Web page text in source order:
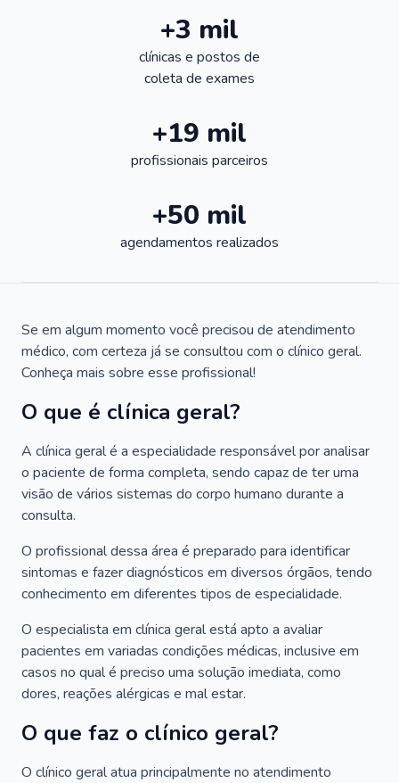
+3 mil
clínicas e postos de
coleta de exames
+19 mil
profissionais parceiros
+50 mil
agendamentos realizados
Se em algum momento você precisou de atendimento
médico, com certeza já se consultou com o clínico geral.
Conheça mais sobre esse profissional!
O que é clínica geral?
A clínica geral é a especialidade responsável por analisar
o paciente de forma completa, sendo capaz de ter uma
visão de vários sistemas do corpo humano durante a
consulta.
O profissional dessa área é preparado para identificar
sintomas e fazer diagnósticos em diversos órgãos, tendo
conhecimento em diferentes tipos de especialidade.
O especialista em clínica geral está apto a avaliar
pacientes em variadas condições médicas, inclusive em
casos no qual é preciso uma solução imediata, como
dores, reações alérgicas e mal estar.
O que faz o clínico geral?
O clínico geral atua principalmente no atendimento